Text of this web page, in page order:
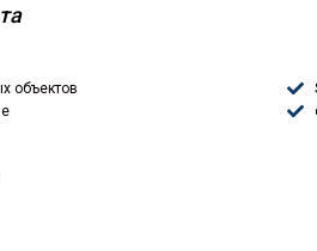
объектов